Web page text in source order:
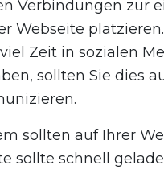
Verbindungen zur
Webseite
Zeit in sozialen
sollten Sie dies
sollten auf Ihrer
sollte schnell